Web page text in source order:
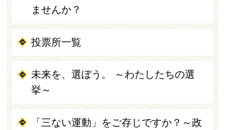
ませんか？
投票所一覧
未来を、選ぼう。 ～わたしたちの選
挙～
「三ない運動」をご存じですか？～政